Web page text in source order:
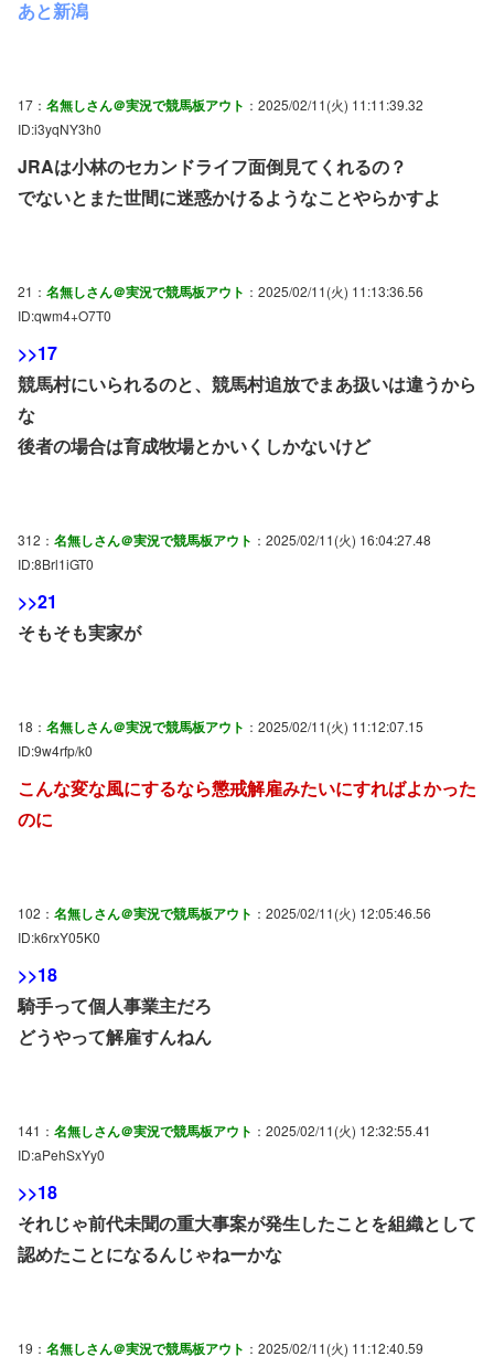
あと新潟
17： 名無しさん＠実況で競馬板アウト ：2025/02/11(火) 11:11:39.32
ID:i3yqNY3h0
JRAは小林のセカンドライフ面倒見てくれるの？
でないとまた世間に迷惑かけるようなことやらかすよ
21： 名無しさん＠実況で競馬板アウト ：2025/02/11(火) 11:13:36.56
ID:qwm4+O7T0
>>17
競馬村にいられるのと、競馬村追放でまあ扱いは違うから
な
後者の場合は育成牧場とかいくしかないけど
312： 名無しさん＠実況で競馬板アウト ：2025/02/11(火) 16:04:27.48
ID:8Brl1iGT0
>>21
そもそも実家が
18： 名無しさん＠実況で競馬板アウト ：2025/02/11(火) 11:12:07.15
ID:9w4rfp/k0
こんな変な風にするなら懲戒解雇みたいにすればよかった
のに
102： 名無しさん＠実況で競馬板アウト ：2025/02/11(火) 12:05:46.56
ID:k6rxY05K0
>>18
騎手って個人事業主だろ
どうやって解雇すんねん
141： 名無しさん＠実況で競馬板アウト ：2025/02/11(火) 12:32:55.41
ID:aPehSxYy0
>>18
それじゃ前代未聞の重大事案が発生したことを組織として
認めたことになるんじゃねーかな
19： 名無しさん＠実況で競馬板アウト ：2025/02/11(火) 11:12:40.59